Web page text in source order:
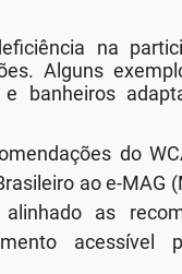
na
Alguns
banheiros
do
ao e-MAG
as
acessível